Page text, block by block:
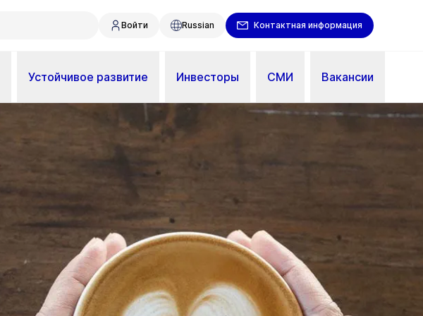
Войти Russian Контактная информация
Устойчивое развитие Инвесторы СМИ Вакансии